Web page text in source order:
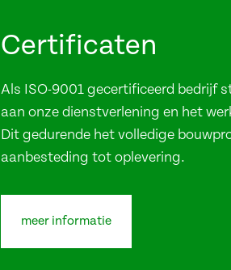
Certificaten
Als ISO-9001 gecertificeerd bedrijf
aan onze dienstverlening en het
Dit gedurende het volledige
aanbesteding tot oplevering.
meer informatie